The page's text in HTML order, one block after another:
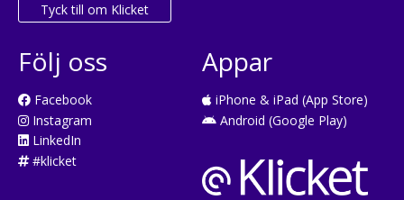
Tyck till om Klicket
Följ oss
Facebook
Instagram
LinkedIn
#klicket
Appar
iPhone & iPad (App Store)
Android (Google Play)